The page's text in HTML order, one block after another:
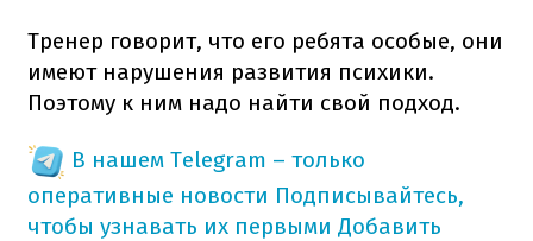
Тренер говорит, что его ребята особые, они
имеют нарушения развития психики.
Поэтому к ним надо найти свой подход.
В нашем Telegram – только
оперативные новости Подписывайтесь,
чтобы узнавать их первыми Добавить